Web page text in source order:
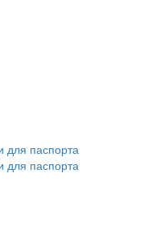
для паспорта
для паспорта